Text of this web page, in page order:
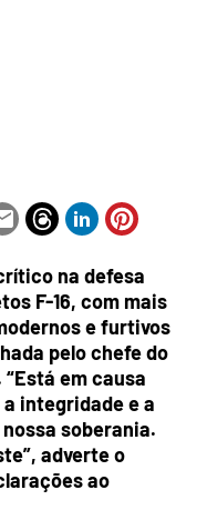
na defesa
F-16, com mais
e furtivos
pelo chefe do
em causa
integridade e a
soberania.
adverte o
ao